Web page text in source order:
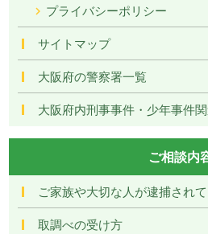
プライバシーポリシー
サイトマップ
大阪府の警察署一覧
大阪府内刑事事件・少年事件
ご相談内
ご家族や大切な人が逮捕され
取調べの受け方